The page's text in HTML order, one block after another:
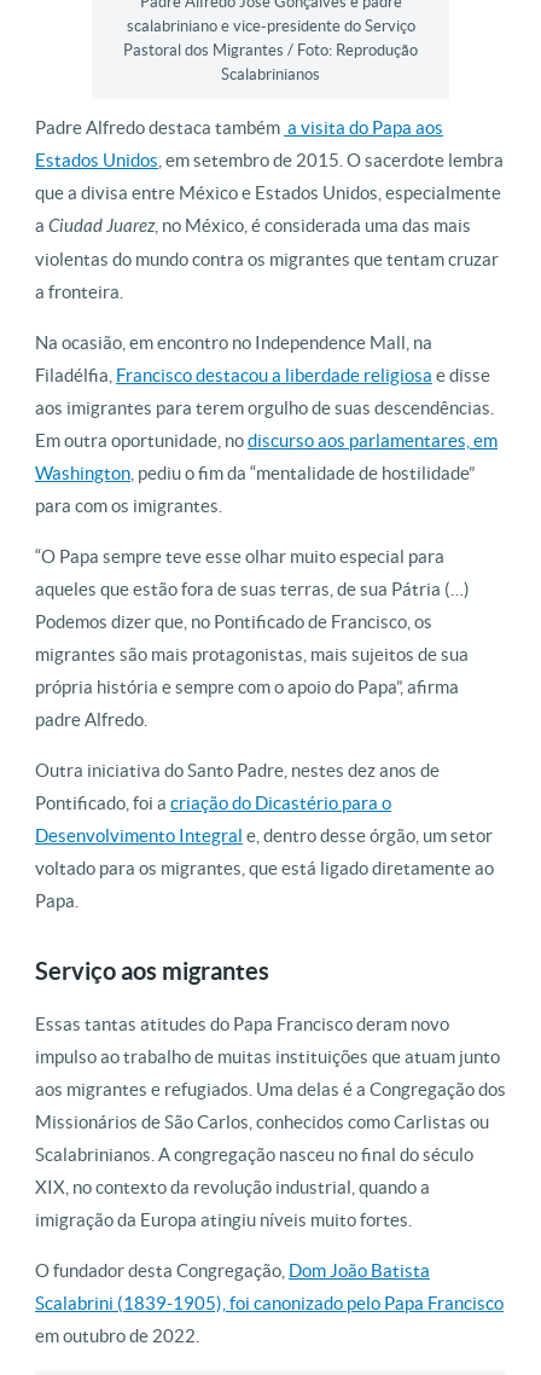
scalabriniano e vice-presidente do Serviço
Pastoral dos Migrantes / Foto: Reprodução
Scalabrinianos
Padre Alfredo destaca também a visita do Papa aos
Estados Unidos , em setembro de 2015. O sacerdote lembra
que a divisa entre México e Estados Unidos, especialmente
a Ciudad Juarez, no México, é considerada uma das mais
violentas do mundo contra os migrantes que tentam cruzar
a fronteira.
Na ocasião, em encontro no Independence Mall, na
Filadélfia, Francisco destacou a liberdade religiosa e disse
aos imigrantes para terem orgulho de suas descendências.
Em outra oportunidade, nodiscurso aos parlamentares, em
Washington , pediu o fim da “mentalidade de hostilidade”
para com os imigrantes.
“O Papa sempre teve esse olhar muito especial para
aqueles que estão fora de suas terras, de sua Pátria (…)
Podemos dizer que, no Pontificado de Francisco, os
migrantes são mais protagonistas, mais sujeitos de sua
própria história e sempre com o apoio do Papa”, afirma
padre Alfredo.
Outra iniciativa do Santo Padre, nestes dez anos de
Pontificado, foi a criação do Dicastério para o
Desenvolvimento Integral e, dentro desse órgão, um setor
voltado para os migrantes, que está ligado diretamente ao
Papa.
Serviço aos migrantes
Essas tantas atitudes do Papa Francisco deram novo
impulso ao trabalho de muitas instituições que atuam junto
aos migrantes e refugiados. Uma delas é a Congregação dos
Missionários de São Carlos, conhecidos como Carlistas ou
Scalabrinianos. A congregação nasceu no final do século
XIX, no contexto da revolução industrial, quando a
imigração da Europa atingiu níveis muito fortes.
O fundador desta Congregação, Dom João Batista
Scalabrini (1839-1905), foi canonizado pelo Papa Francisco
em outubro de 2022.